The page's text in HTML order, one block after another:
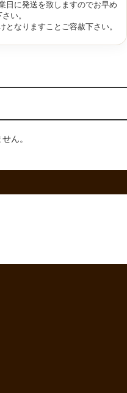
日に発送を致しますのでお早め
い。
なりますことご容赦下さい。
ん。